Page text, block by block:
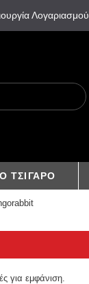
Λογαριασμού
ΤΣΙΓΑΡΟ
για εμφάνιση.